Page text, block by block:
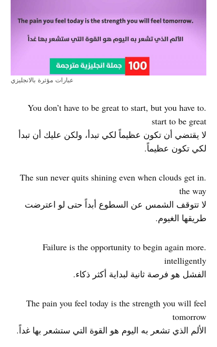
عبارات مؤثرة بالانجليزي
.You don’t have to be great to start, but you have to
start to be great
لا يقتضي أن تكون عظيماً لكي تبدأ، ولكن عليك أن تبدأ
لكي تكون عظيماً.
.The sun never quits shining even when clouds get in
the way
لا تتوقف الشمس عن السطوع أبداً حتى لو اعترضت
طريقها الغيوم.
.Failure is the opportunity to begin again more
intelligently
الفشل هو فرصة ثانية لبداية أكثر ذكاء.
The pain you feel today is the strength you will feel
tomorrow
الألم الذي تشعر به اليوم هو القوة التي ستشعر بها غداً.